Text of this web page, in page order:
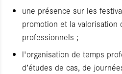
une présence sur les
promotion et la valorisation
professionnels ;
l'organisation de temps
d’études de cas, de